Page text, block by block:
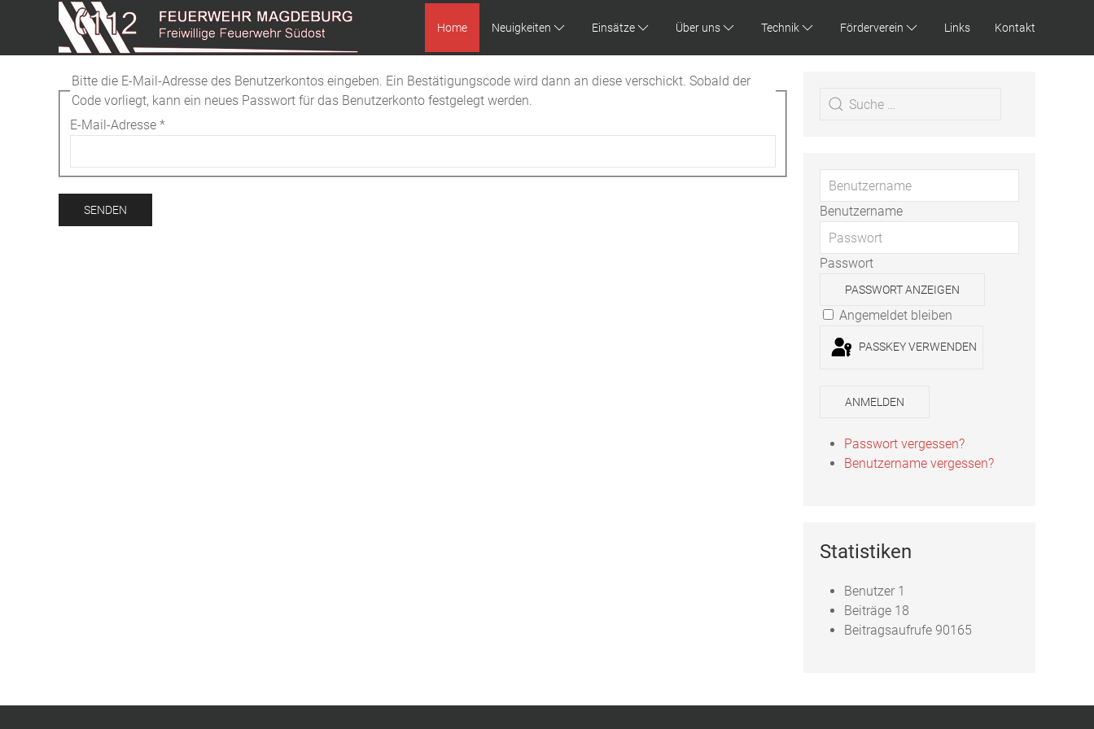
Home Neuigkeiten Einsätze Über uns Technik Förderverein Links Kontakt
Bitte die E-Mail-Adresse des Benutzerkontos eingeben. Ein Bestätigungscode wird dann an diese verschickt. Sobald der
Code vorliegt, kann ein neues Passwort für das Benutzerkonto festgelegt werden.
E-Mail-Adresse *
SENDEN Benutzername
Passwort
PASSWORT ANZEIGEN
Angemeldet bleiben
PASSKEY VERWENDEN
ANMELDEN
Passwort vergessen?
Benutzername vergessen?
Statistiken
Benutzer 1
Beiträge 18
Beitragsaufrufe 90165